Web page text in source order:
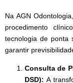
Na AGN
procedimento
tecnologia de ponta
garantir
Consulta de
DSD): A